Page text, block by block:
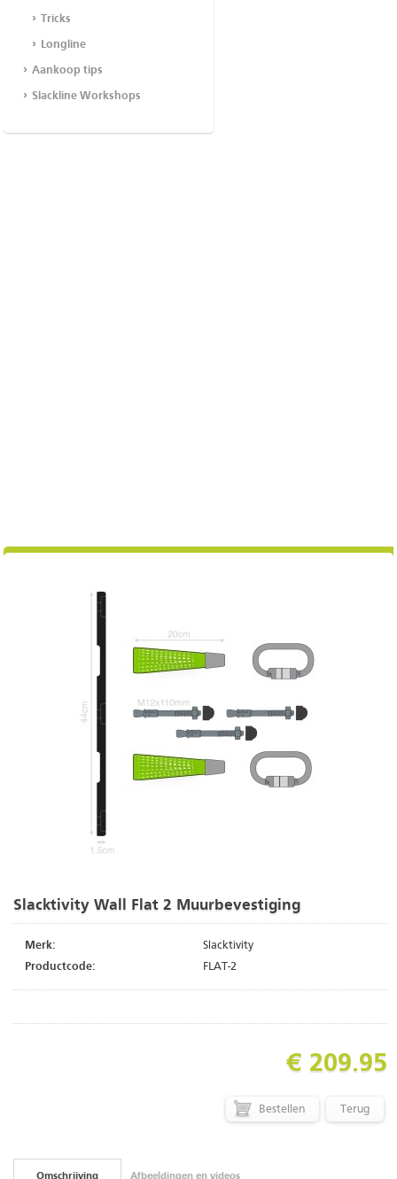
Tricks
Longline
Aankoop tips
Slackline Workshops
Slacktivity Wall Flat 2 Muurbevestiging
Merk:
Slacktivity
Productcode:
FLAT-2
€ 209.95
Terug
Omschrijving Afbeeldingen en videos